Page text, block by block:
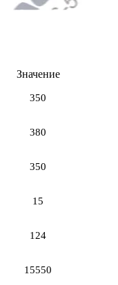
Значение
350
380
350
15
124
15550